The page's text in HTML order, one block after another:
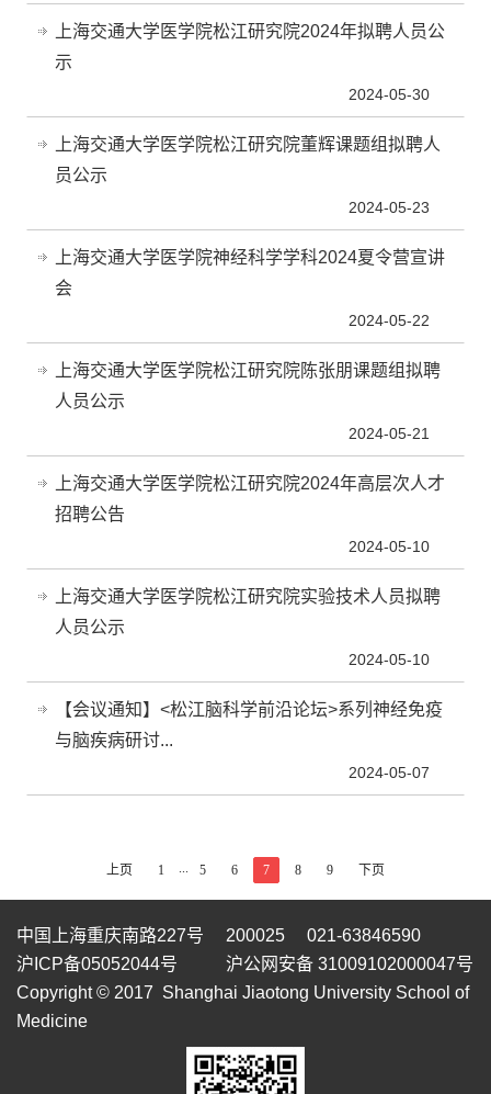
上海交通大学医学院松江研究院2024年拟聘人员公
示
2024-05-30
上海交通大学医学院松江研究院董辉课题组拟聘人
员公示
2024-05-23
上海交通大学医学院神经科学学科2024夏令营宣讲
会
2024-05-22
上海交通大学医学院松江研究院陈张朋课题组拟聘
人员公示
2024-05-21
上海交通大学医学院松江研究院2024年高层次人才
招聘公告
2024-05-10
上海交通大学医学院松江研究院实验技术人员拟聘
人员公示
2024-05-10
【会议通知】<松江脑科学前沿论坛>系列神经免疫
与脑疾病研讨...
2024-05-07
上页 1 ... 5 6 7 8 9 下页
中国上海重庆南路227号 200025 021-63846590
沪ICP备05052044号
沪公网安备 31009102000047号
Copyright © 2017 Shanghai Jiaotong University School of
Medicine